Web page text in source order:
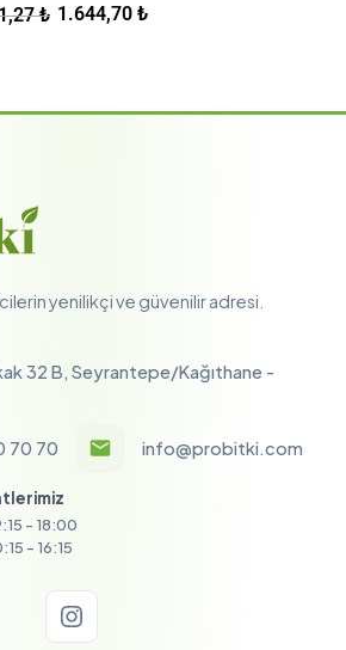
5 üzerinden
₺ 1.644,70 ₺
yenilikçi ve güvenilir adresi.
32 B, Seyrantepe/Kağıthane -
70 70 info@probitki.com
- 18:00
- 16:15